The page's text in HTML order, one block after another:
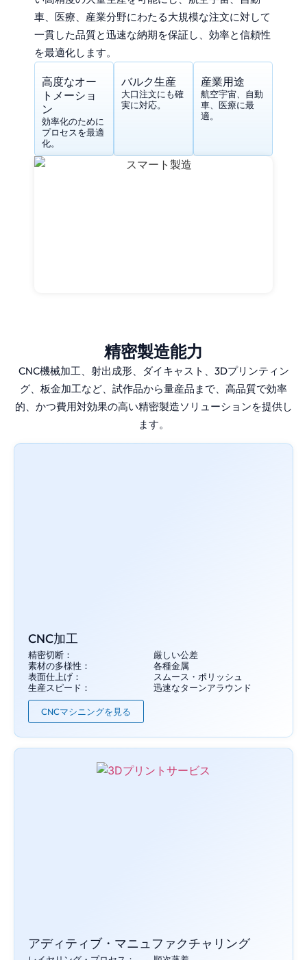
車、医療、産業分野にわたる大規模な注文に対して
一貫した品質と迅速な納期を保証し、効率と信頼性
を最適化します。
高度なオー
トメーショ
ン
効率化のために
プロセスを最適
化。
バルク生産
大口注文にも確
実に対応。
産業用途
航空宇宙、自動
車、医療に最
適。
精密製造能力
CNC機械加工、射出成形、ダイキャスト、3Dプリンティン
グ、板金加工など、試作品から量産品まで、高品質で効率
的、かつ費用対効果の高い精密製造ソリューションを提供し
ます。
CNC加工
精密切断：
厳しい公差
素材の多様性：
各種金属
表面仕上げ：
スムース・ポリッシュ
生産スピード：
迅速なターンアラウンド
CNCマシニングを見る
アディティブ・マニュファクチャリング